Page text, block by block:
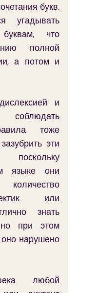
букв.
угадывать
что
полной
а потом и
и
тоже
эти
языке они
или
знать
но при этом
оно нарушено
любой